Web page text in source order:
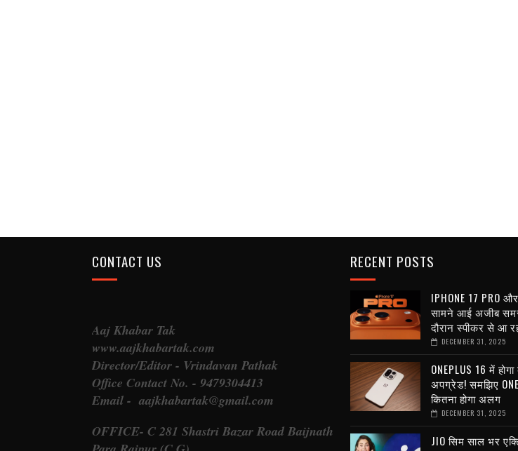
CONTACT US
Aaj Khabar Tak
www.aajkhabartak.com
Director/Editor - Vrindavan Pathak
Office Contact No. - 9479304413
Email - aajkhabartak@gmail.com
OFFICE- C 281 Shastri Bazar Road Baijnath
RECENT POSTS
IPHONE 17 PRO
सामने आई अजीब
दौरान स्पीकर से आ
DECEMBER 31, 2025
ONEPLUS 16 में
अपग्रेड! समझिए
कितना होगा अलग
DECEMBER 31, 2025
JIO सिम साल भर